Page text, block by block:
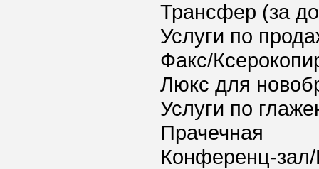
Трансфер (за
Услуги по
Факс/
Люкс для
Услуги по
Прачечная
Конференц-